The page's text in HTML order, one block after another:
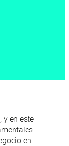
, y en este
en